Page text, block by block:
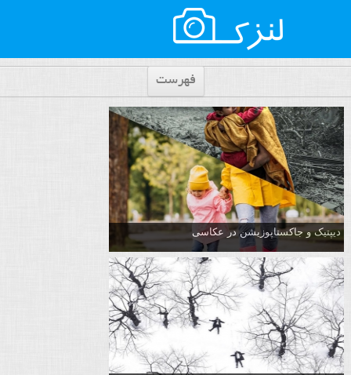
فهرست
دیپتیک و جاکستا‌پوزیشن در عکاسی